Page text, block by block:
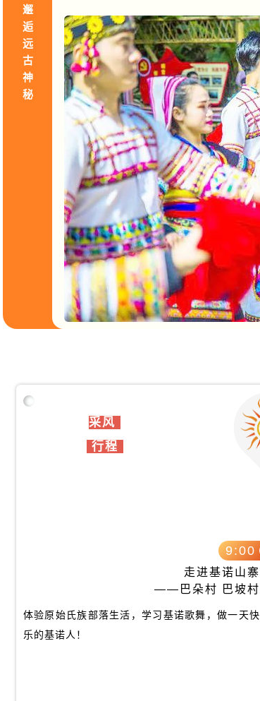
邂
逅
远
古
神
秘
采风
行程
9:00
走进基诺山寨
——巴朵村 巴坡村
体验原始氏族部落生活，学习基诺歌舞，做一天快
乐的基诺人！